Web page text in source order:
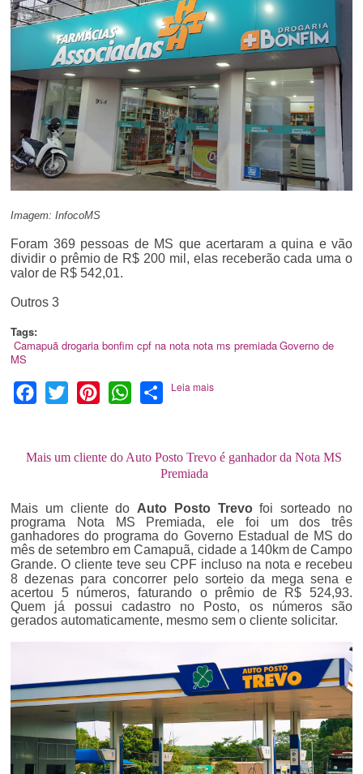
Imagem: InfocoMS
Foram 369 pessoas de MS que acertaram a quina e vão
dividir o prêmio de R$ 200 mil, elas receberão cada uma o
valor de R$ 542,01.
Outros 3
Tags:
Camapuã drogaria bonfim cpf na nota nota ms premiada Governo de
MS
Facebook
Twitter PinterestWhatsApp
Share
Leia mais
Mais um cliente do Auto Posto Trevo é ganhador da Nota MS
Premiada
Mais um cliente doAuto Posto Trevofoi sorteado no
programa Nota MS Premiada, ele foi um dos três
ganhadores do programa do Governo Estadual de MS do
mês de setembroem Camapuã, cidade a 140km de Campo
Grande. O cliente teve seu CPF incluso na nota e recebeu
8 dezenas para concorrer pelo sorteio da mega sena e
acertou 5 números, faturando o prêmio de R$ 524,93.
Quem já possui cadastro no Posto, os números são
gerados automaticamente, mesmo sem o cliente solicitar.